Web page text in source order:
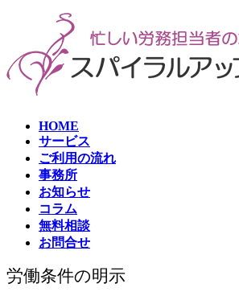
ン
ツ
ー
シ
HOME
サービス
ご利用の流れ
事務所
お知らせ
コラム
無料相談
お問合せ
労働条件の明示